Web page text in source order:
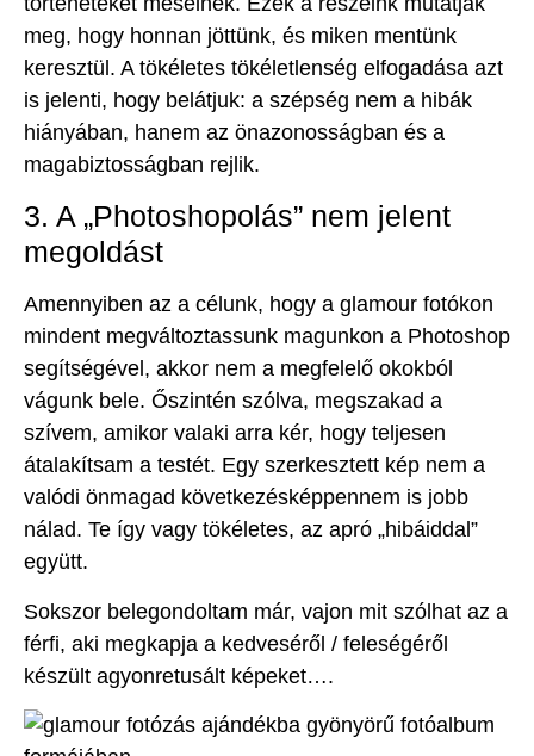
meg, hogy honnan jöttünk, és miken mentünk
keresztül. A tökéletes tökéletlenség elfogadása azt
is jelenti, hogy belátjuk: a szépség nem a hibák
hiányában, hanem az önazonosságban és a
magabiztosságban rejlik.
3. A „Photoshopolás” nem jelent
megoldást
Amennyiben az a célunk, hogy a glamour fotókon
mindent megváltoztassunk magunkon a Photoshop
segítségével, akkor nem a megfelelő okokból
vágunk bele. Őszintén szólva, megszakad a
szívem, amikor valaki arra kér, hogy teljesen
átalakítsam a testét. Egy szerkesztett kép nem a
valódi önmagad következésképpennem is jobb
nálad. Te így vagy tökéletes, az apró „hibáiddal”
együtt.
Sokszor belegondoltam már, vajon mit szólhat az a
férfi, aki megkapja a kedveséről / feleségéről
készült agyonretusált képeket….